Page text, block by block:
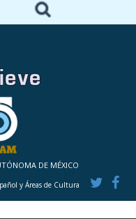
DE MÉXICO
y Áreas de Cultura